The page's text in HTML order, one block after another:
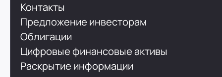
Контакты
Предложение инвесторам
Облигации
Цифровые финансовые активы
Раскрытие информации